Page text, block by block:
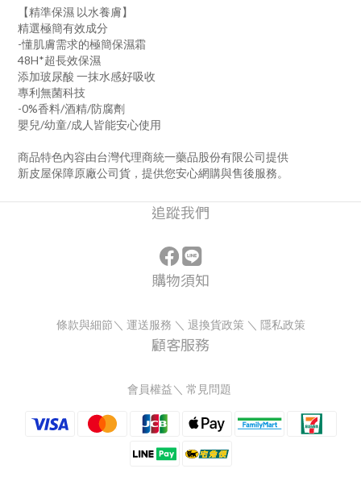
【精準保濕 以水養膚】
精選極簡有效成分
-懂肌膚需求的極簡保濕霜
48H*超長效保濕
添加玻尿酸 一抹水感好吸收
專利無菌科技
-0%香料/酒精/防腐劑
嬰兒/幼童/成人皆能安心使用
商品特色內容由台灣代理商統一藥品股份有限公司提供
新皮屋保障原廠公司貨，提供您安心網購與售後服務。
追蹤我們
購物須知
條款與細節＼ 運送服務 ＼ 退換貨政策 ＼ 隱私政策
顧客服務
會員權益＼ 常見問題